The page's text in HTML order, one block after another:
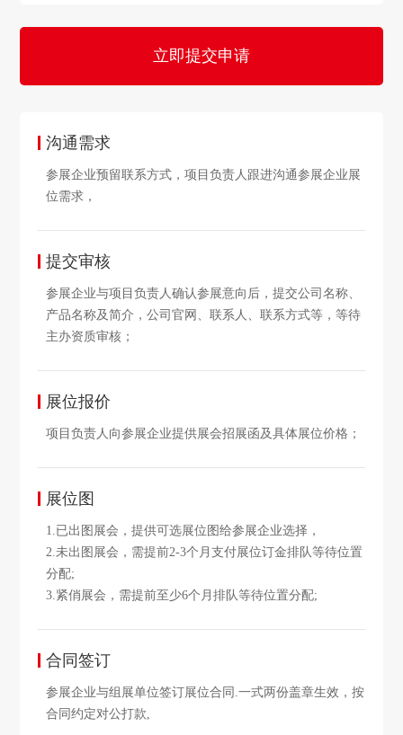
立即提交申请
沟通需求
参展企业预留联系方式，项目负责人跟进沟通参展企业展
位需求，
提交审核
参展企业与项目负责人确认参展意向后，提交公司名称、
产品名称及简介，公司官网、联系人、联系方式等，等待
主办资质审核；
展位报价
项目负责人向参展企业提供展会招展函及具体展位价格；
展位图
1.已出图展会，提供可选展位图给参展企业选择，
2.未出图展会，需提前2-3个月支付展位订金排队等待位置
分配;
3.紧俏展会，需提前至少6个月排队等待位置分配;
合同签订
参展企业与组展单位签订展位合同.一式两份盖章生效，按
合同约定对公打款,